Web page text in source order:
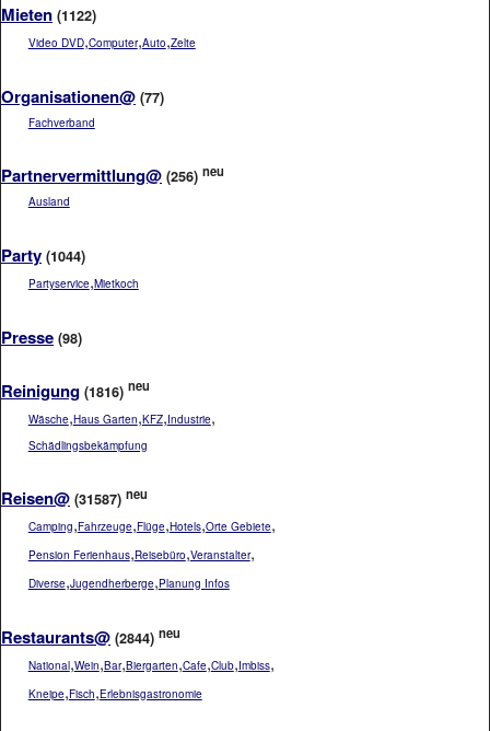
Mieten (1122)
Video DVD,Computer,Auto,Zelte
Organisationen@ (77)
Fachverband
Partnervermittlung@ (256) neu
Ausland
Party (1044)
Partyservice,Mietkoch
Presse (98)
Reinigung (1816) neu
Wäsche,Haus Garten,KFZ,Industrie,
Schädlingsbekämpfung
Reisen@ (31587) neu
Camping,Fahrzeuge,Flüge,Hotels,Orte Gebiete,
Pension Ferienhaus,Reisebüro,Veranstalter,
Diverse,Jugendherberge,Planung Infos
Restaurants@ (2844) neu
National,Wein,Bar,Biergarten,Cafe,Club,Imbiss,
Kneipe,Fisch,Erlebnisgastronomie